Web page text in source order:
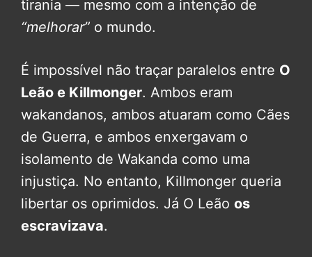
tirania — mesmo com a intenção de
“melhorar” o mundo.
É impossível não traçar paralelos entre O
Leão e Killmonger. Ambos eram
wakandanos, ambos atuaram como Cães
de Guerra, e ambos enxergavam o
isolamento de Wakanda como uma
injustiça. No entanto, Killmonger queria
libertar os oprimidos. Já O Leão os
escravizava.